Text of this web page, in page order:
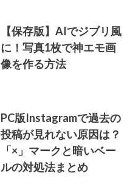
【保存版】AIでジブリ風
に！写真1枚で神エモ画
像を作る方法
PC版Instagramで過去の
投稿が見れない原因は？
「×」マークと暗いベー
ルの対処法まとめ